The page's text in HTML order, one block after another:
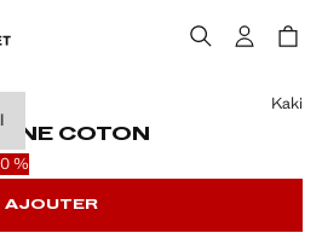
COTON
]%
Kaki
AJOUTER